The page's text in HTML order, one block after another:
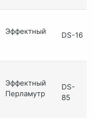
Эффектный DS-16
Эффектный
Перламутр
DS-
85